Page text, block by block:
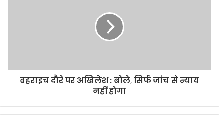
बहराइच दौरे पर अखिलेश : बोले, सिर्फ जांच से न्याय
नहीं होगा